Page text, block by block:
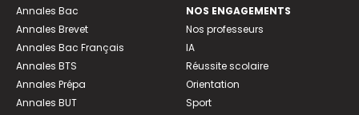
Annales Bac
Annales Brevet
Annales Bac Français
Annales BTS
Annales Prépa
Annales BUT
NOS ENGAGEMENTS
Nos professeurs
IA
Réussite scolaire
Orientation
Sport